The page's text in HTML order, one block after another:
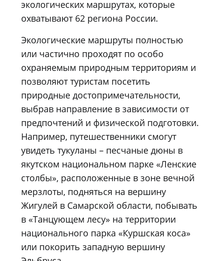
экологических маршрутах, которые
охватывают 62 региона России.
Экологические маршруты полностью
или частично проходят по особо
охраняемым природным территориям и
позволяют туристам посетить
природные достопримечательности,
выбрав направление в зависимости от
предпочтений и физической подготовки.
Например, путешественники смогут
увидеть тукуланы – песчаные дюны в
якутском национальном парке «Ленские
столбы», расположенные в зоне вечной
мерзлоты, подняться на вершину
Жигулей в Самарской области, побывать
в «Танцующем лесу» на территории
национального парка «Куршская коса»
или покорить западную вершину